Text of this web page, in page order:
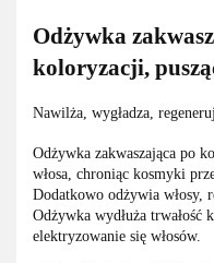
Odżywka
koloryzacji,
Nawilża, wygładza,
Odżywka zakwaszająca po
włosa, chroniąc kosmyki
Dodatkowo odżywia włosy,
Odżywka wydłuża trwałość
elektryzowanie się włosów.